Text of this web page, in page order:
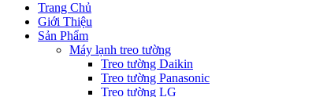
Trang Chủ
Giới Thiệu
Sản Phẩm
Máy lạnh treo tường
Treo tường Daikin
Treo tường Panasonic
Treo tường LG